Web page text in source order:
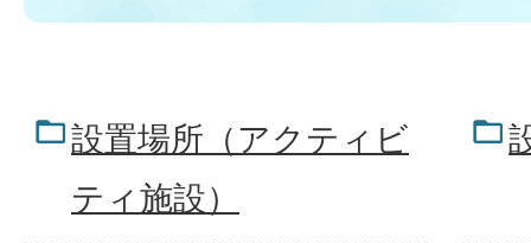
設置場所（アクティビ
ティ施設）